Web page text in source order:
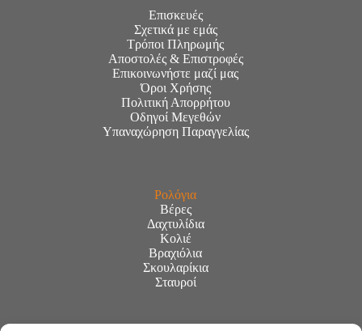
Επισκευές
Σχετικά με εμάς
Τρόποι Πληρωμής
Αποστολές & Επιστροφές
Επικοινωνήστε μαζί μας
Όροι Χρήσης
Πολιτική Απορρήτου
Οδηγοί Μεγεθών
Υπαναχώρηση Παραγγελίας
Ρολόγια
Βέρες
Δαχτυλίδια
Κολιέ
Βραχιόλια
Σκουλαρίκια
Σταυροί